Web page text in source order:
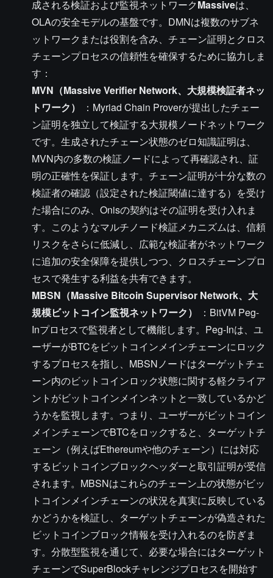
成される検証および監視ネットワークMassiveは、
OLAの安全モデルの基盤です。DMNは複数のサブネ
ットワークまたは役割を含み、チェーン証明とクロス
チェーンプロセスの信頼性を確保するために協力しま
す：
MVN（Massive Verifier Network、大規模検証者ネッ
トワーク）
：Myriad Chain Proverが提出したチェー
ン証明を独立して検証する大規模ノードネットワーク
です。生成されたチェーン状態のゼロ知識証明は、
MVN内の多数の検証ノードによって再確認され、証
明の正確性を保証します。チェーン証明が十分な数の
検証者の確認（設定された検証閾値に達する）を受け
た場合にのみ、Onisの契約はその証明を受け入れま
す。このようなマルチノード検証メカニズムは、信頼
リスクをさらに低減し、広範な検証者がネットワーク
に追加の安全保障を提供しつつ、クロスチェーンプロ
セスで発生する利益を共有できます。
MBSN（Massive Bitcoin Supervisor Network、大
規模ビットコイン監視ネットワーク）
：BitVM Peg-
Inプロセスで監視者として機能します。Peg-Inは、ユ
ーザーがBTCをビットコインメインチェーンにロック
するプロセスを指し、MBSNノードはターゲットチェ
ーン内のビットコインロック状態に関する軽クライア
ントがビットコインメインネットと一致しているかど
うかを監視します。つまり、ユーザーがビットコイン
メインチェーンでBTCをロックすると、ターゲットチ
ェーン（例えばEthereumや他のチェーン）には対応
するビットコインブロックヘッダーと取引証明が受信
されます。MBSNはこれらのチェーン上の状態がビッ
トコインメインチェーンの状況を真実に反映している
かどうかを検証し、ターゲットチェーンが偽造された
ビットコインブロック情報を受け入れるのを防ぎま
す。分散型監視を通じて、必要な場合にはターゲット
チェーンでSuperBlockチャレンジプロセスを開始す